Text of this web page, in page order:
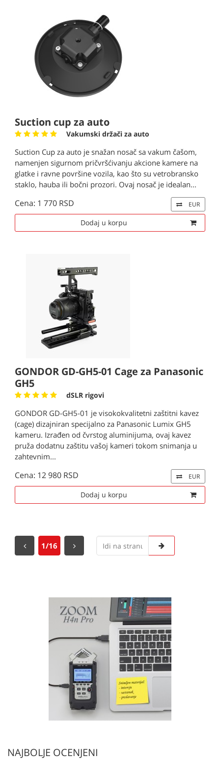
Suction cup za auto
Vakumski držači za auto
Suction Cup za auto je snažan nosač sa vakum čašom,
namenjen sigurnom pričvršćivanju akcione kamere na
glatke i ravne površine vozila, kao što su vetrobransko
staklo, hauba ili bočni prozori. Ovaj nosač je idealan...
Cena: 1 770 RSD EUR
Dodaj u korpu
GONDOR GD-GH5-01 Cage za Panasonic
GH5
dSLR rigovi
GONDOR GD-GH5-01 je visokokvalitetni zaštitni kavez
(cage) dizajniran specijalno za Panasonic Lumix GH5
kameru. Izrađen od čvrstog aluminijuma, ovaj kavez
pruža dodatnu zaštitu vašoj kameri tokom snimanja u
zahtevnim...
Cena: 12 980 RSD EUR
Dodaj u korpu
1/16
NAJBOLJE OCENJENI